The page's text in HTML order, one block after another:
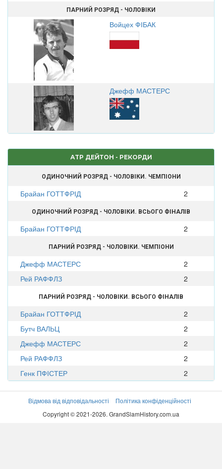
ПАРНИЙ РОЗРЯД - ЧОЛОВІКИ
Войцех ФІБАК
Джефф МАСТЕРС
ATP ДЕЙТОН - РЕКОРДИ
ОДИНОЧНИЙ РОЗРЯД - ЧОЛОВІКИ. ЧЕМПІОНИ
Брайан ГОТТФРІД 2
ОДИНОЧНИЙ РОЗРЯД - ЧОЛОВІКИ. ВСЬОГО ФІНАЛІВ
Брайан ГОТТФРІД 2
ПАРНИЙ РОЗРЯД - ЧОЛОВІКИ. ЧЕМПІОНИ
Джефф МАСТЕРС
2
Рей РАФФЛЗ
2
ПАРНИЙ РОЗРЯД - ЧОЛОВІКИ. ВСЬОГО ФІНАЛІВ
Брайан ГОТТФРІД
2
Бутч ВАЛЬЦ
2
Джефф МАСТЕРС
2
Рей РАФФЛЗ
2
Генк ПФІСТЕР
2
Відмова від відповідальності
Політика конфіденційності
Copyright © 2021-2026. GrandSlamHistory.com.ua